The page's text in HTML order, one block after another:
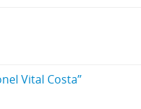
Vital Costa”